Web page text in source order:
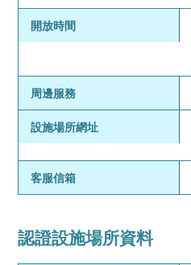
開放時間
周邊服務
設施場所網址
客服信箱
認證設施場所資料